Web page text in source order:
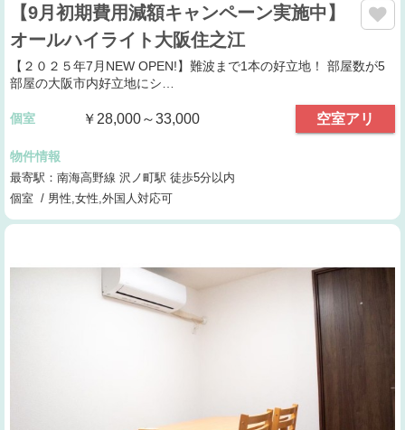
【9月初期費用減額キャンペーン実施中】
オールハイライト大阪住之江
【２０２５年7月NEW OPEN!】 難波まで1本の好立地！ 部屋数が5
部屋の大阪市内好立地にシ…
個室 ￥28,000～33,000 空室アリ
物件情報
最寄駅：南海高野線 沢ノ町駅 徒歩5分以内
個室 / 男性,女性,外国人対応可